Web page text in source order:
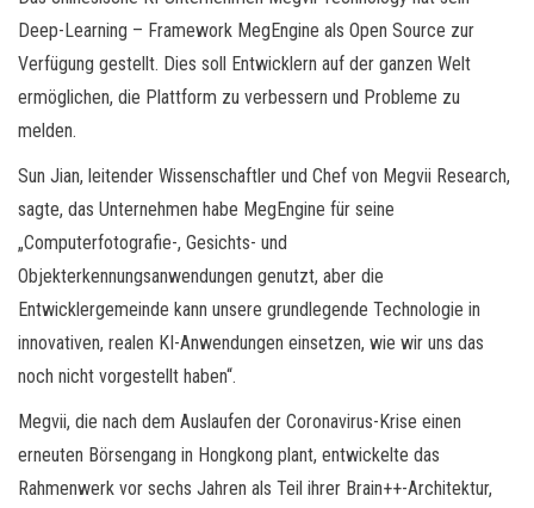
Deep-Learning – Framework MegEngine als Open Source zur
Verfügung gestellt. Dies soll Entwicklern auf der ganzen Welt
ermöglichen, die Plattform zu verbessern und Probleme zu
melden.
Sun Jian, leitender Wissenschaftler und Chef von Megvii Research,
sagte, das Unternehmen habe MegEngine für seine
„Computerfotografie-, Gesichts- und
Objekterkennungsanwendungen genutzt, aber die
Entwicklergemeinde kann unsere grundlegende Technologie in
innovativen, realen KI-Anwendungen einsetzen, wie wir uns das
noch nicht vorgestellt haben“.
Megvii, die nach dem Auslaufen der Coronavirus-Krise einen
erneuten Börsengang in Hongkong plant, entwickelte das
Rahmenwerk vor sechs Jahren als Teil ihrer Brain++-Architektur,